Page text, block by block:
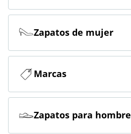
Zapatos de mujer
Marcas
Zapatos para hombre